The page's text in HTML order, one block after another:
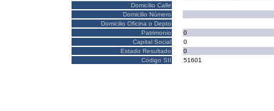
Domicilio Calle
Domicilio Número
Domicilio Oficina o Depto
Patrimonio
0
Capital Social
0
Estado Resultado
0
Código SII
51601